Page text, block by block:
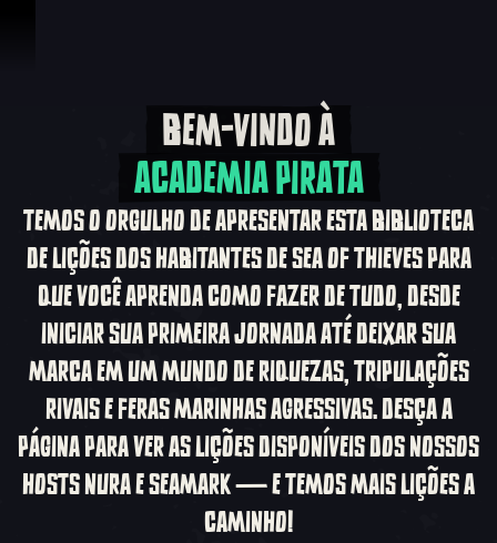
Bem-vindo à
BEM-VINDO À
ACADEMIA PIRATA
TEMOS O ORGULHO DE APRESENTAR ESTA BIBLIOTECA
DE LIÇÕES DOS HABITANTES DE SEA OF THIEVES PARA
QUE VOCÊ APRENDA COMO FAZER DE TUDO, DESDE
INICIAR SUA PRIMEIRA JORNADA ATÉ DEIXAR SUA
MARCA EM UM MUNDO DE RIQUEZAS, TRIPULAÇÕES
RIVAIS E FERAS MARINHAS AGRESSIVAS. DESÇA A
PÁGINA PARA VER AS LIÇÕES DISPONÍVEIS DOS NOSSOS
HOSTS NURA E SEAMARK — E TEMOS MAIS LIÇÕES A
CAMINHO!